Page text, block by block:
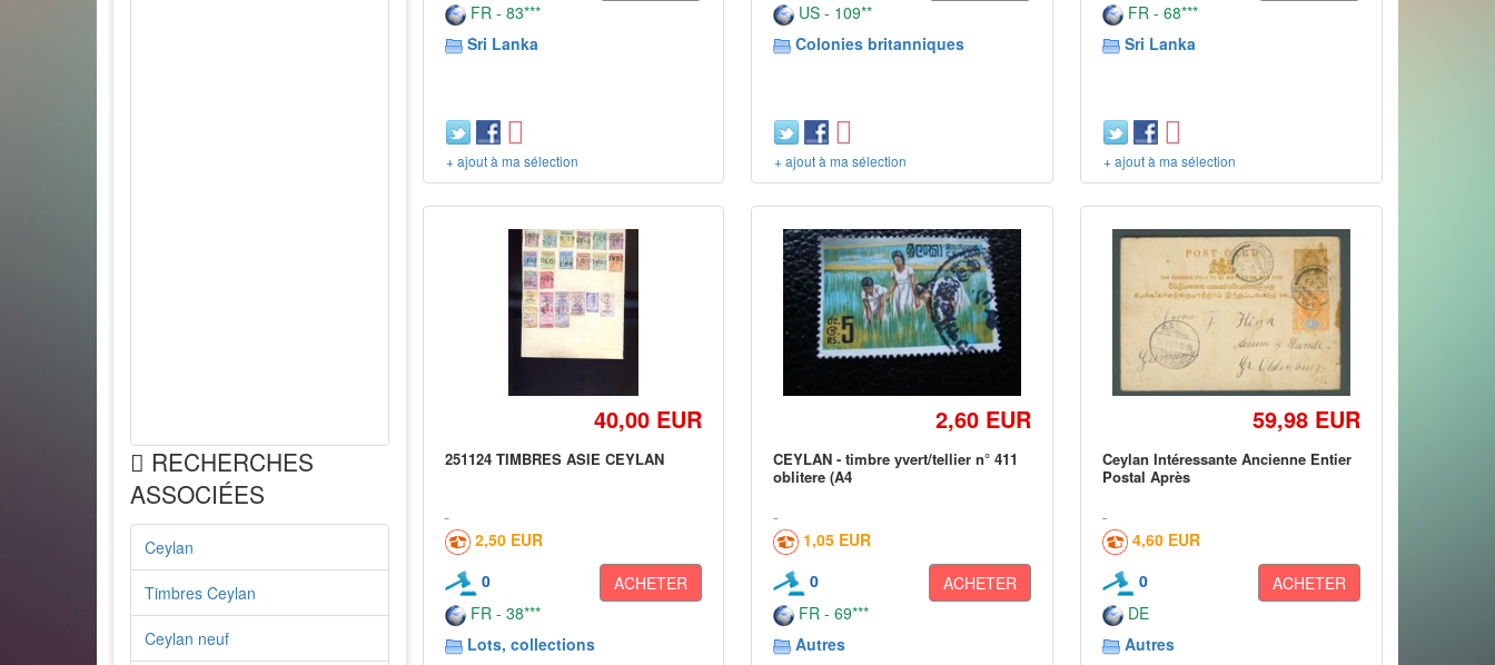
RECHERCHES
ASSOCIÉES
Ceylan
Timbres Ceylan
Ceylan neuf
FR - 83***
Sri Lanka
+ ajout à ma sélection
US - 109**
Colonies britanniques
+ ajout à ma sélection
FR - 68***
Sri Lanka
+ ajout à ma sélection
40,00 EUR
251124 TIMBRES ASIE CEYLAN
2,50 EUR
0
ACHETER
FR - 38***
Lots, collections
2,60 EUR
CEYLAN - timbre yvert/tellier n° 411
oblitere (A4
1,05 EUR
0
ACHETER
FR - 69***
Autres
59,98 EUR
Ceylan Intéressante Ancienne Entier
Postal Après
4,60 EUR
0
ACHETER
DE
Autres